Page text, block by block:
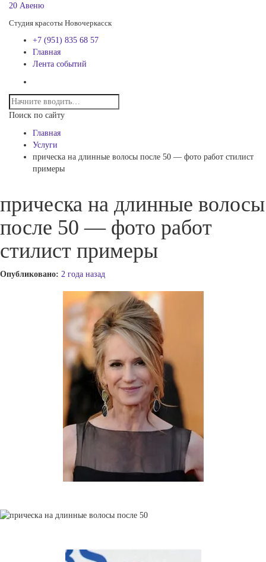
20 Авеню
Студия красоты Новочеркасск
+7 (951) 835 68 57
Главная
Лента событий
Поиск по сайту
Главная
Услуги
прическа на длинные волосы после 50 — фото работ стилист
примеры
прическа на длинные волосы
после 50 — фото работ
стилист примеры
Опубликовано: 2 года назад